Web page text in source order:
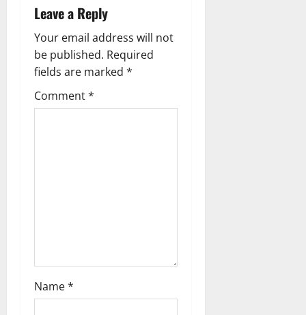
i
g
a
t
Leave a Reply
Your email address will not
be published. Required
fields are marked *
Comment*
Name*